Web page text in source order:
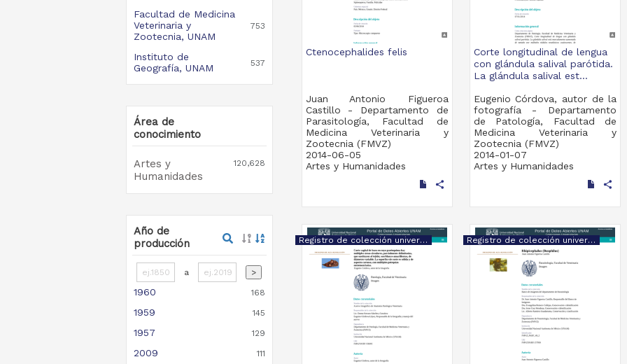
Facultad de Medicina
Veterinaria y
Zootecnia, UNAM
753
Instituto de
Geografía, UNAM
537
Área de
conocimiento
Artes y
Humanidades
120,628
Año de
producción
a >
1960 168
1959 145
1957 129
2009 111
Ctenocephalides felis
Juan Antonio Figueroa
Castillo - Departamento de
Parasitología, Facultad de
Medicina Veterinaria y
Zootecnia (FMVZ)
2014-06-05
Artes y Humanidades
share
Corte longitudinal de lengua
con glándula salival parótida.
La glándula salival est...
Eugenio Córdova, autor de la
fotografía - Departamento
de Patología, Facultad de
Medicina Veterinaria y
Zootecnia (FMVZ)
2014-01-07
Artes y Humanidades
share
Registro de colección universitaria Registro de colección universitaria